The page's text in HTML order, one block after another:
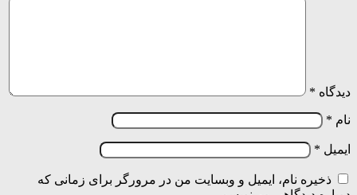
دیدگاه *
نام *
ایمیل *
ذخیره نام، ایمیل و وبسایت من در مرورگر برای زمانی که